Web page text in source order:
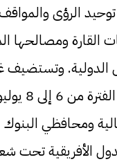
الرؤى والمواقف
القارة ومصالحها
وتستضيف
الاجتماعات
ومحافظي البنوك
الأفريقية تحت